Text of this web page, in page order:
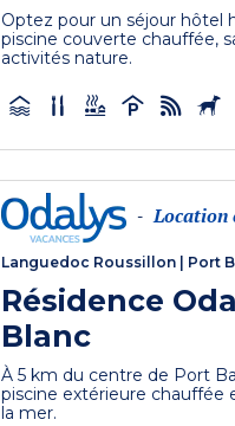
Optez pour un séjour hôtel
piscine couverte chauffée,
activités nature.
- Location
Languedoc Roussillon Port
Résidence
Blanc
À 5 km du centre de Port
piscine extérieure chauffée
la mer.